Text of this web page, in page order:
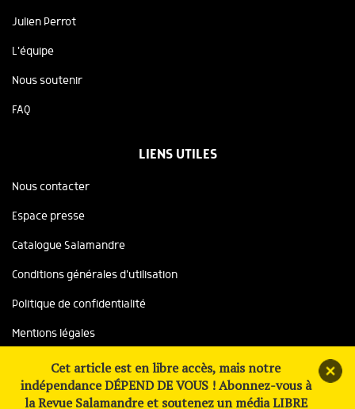
Julien Perrot
L'équipe
Nous soutenir
FAQ
LIENS UTILES
Nous contacter
Espace presse
Catalogue Salamandre
Conditions générales d'utilisation
Politique de confidentialité
Mentions légales
Copyright ©2026 Salamandre, tous droits réservés
Site réalisé avec le soutien de
Cet article est en libre accès, mais notre
indépendance DÉPEND DE VOUS ! Abonnez-vous à
la Revue Salamandre et soutenez un média LIBRE